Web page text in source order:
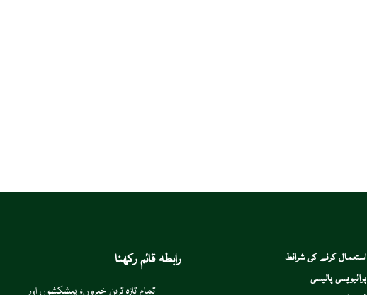
استعمال کرنے کی شرائط
پرائیویسی پالیسی
رابطہ قائم رکھنا
تمام تازہ ترین خبروں، پیشکشوں اور